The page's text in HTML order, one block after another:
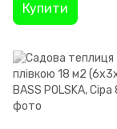
Купити